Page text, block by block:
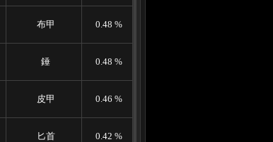
布甲 0.48 %
錘 0.48 %
皮甲 0.46 %
匕首 0.42 %